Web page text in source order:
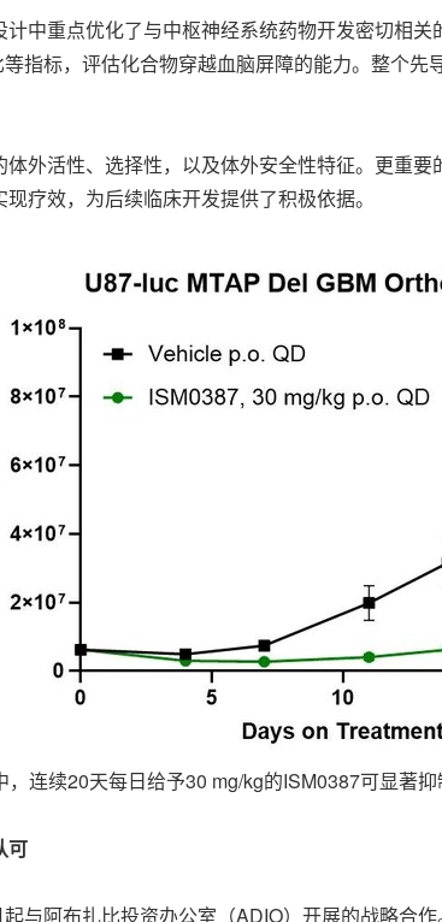
中重点优化了与中枢神经系统药物开发密切相
指标，评估化合物穿越血脑屏障的能力。整个
外活性、选择性，以及体外安全性特征。更重
疗效，为后续临床开发提供了积极依据。
连续20天每日给予30 mg/kg的ISM0387可显著
可
与阿布扎比投资办公室（ADIO）开展的战略合